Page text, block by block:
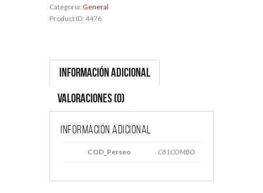
Categoría: General
Product ID: 4476
Información adicional
Valoraciones (0)
Información adicional
COD_Perseo C81COMBO